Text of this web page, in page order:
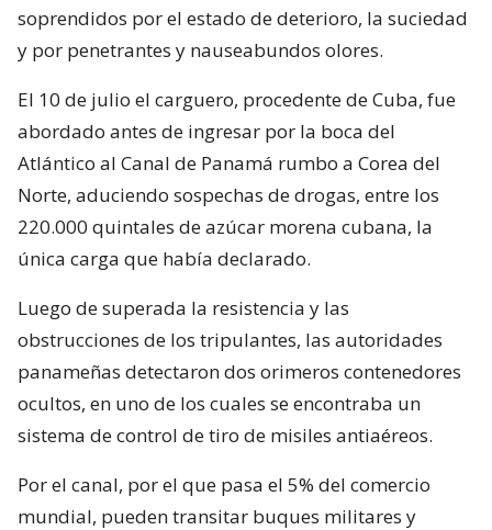
soprendidos por el estado de deterioro, la suciedad
y por penetrantes y nauseabundos olores.
El 10 de julio el carguero, procedente de Cuba, fue
abordado antes de ingresar por la boca del
Atlántico al Canal de Panamá rumbo a Corea del
Norte, aduciendo sospechas de drogas, entre los
220.000 quintales de azúcar morena cubana, la
única carga que había declarado.
Luego de superada la resistencia y las
obstrucciones de los tripulantes, las autoridades
panameñas detectaron dos orimeros contenedores
ocultos, en uno de los cuales se encontraba un
sistema de control de tiro de misiles antiaéreos.
Por el canal, por el que pasa el 5% del comercio
mundial, pueden transitar buques militares y